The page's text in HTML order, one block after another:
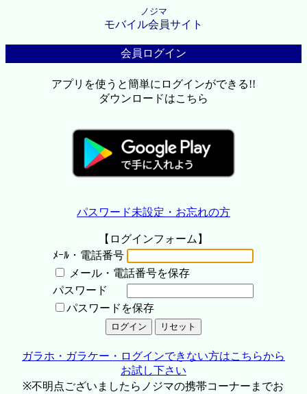
ノジマ
モバイル会員サイト
会員ログイン
アプリを使うと簡単にログインができる!!
ダウンロードはこちら
パスワード未設定・お忘れの方
【ログインフォーム】
ﾒｰﾙ・電話番号
メール・電話番号を保存
パスワード
パスワードを保存
ガラホ・ガラケー・ログインできない方はこちらから
お試し下さい
※不明点ございましたらノジマの携帯コーナーまでお